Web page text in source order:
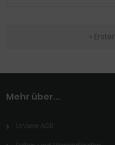
« Erster
Mehr über...
Unsere AGB